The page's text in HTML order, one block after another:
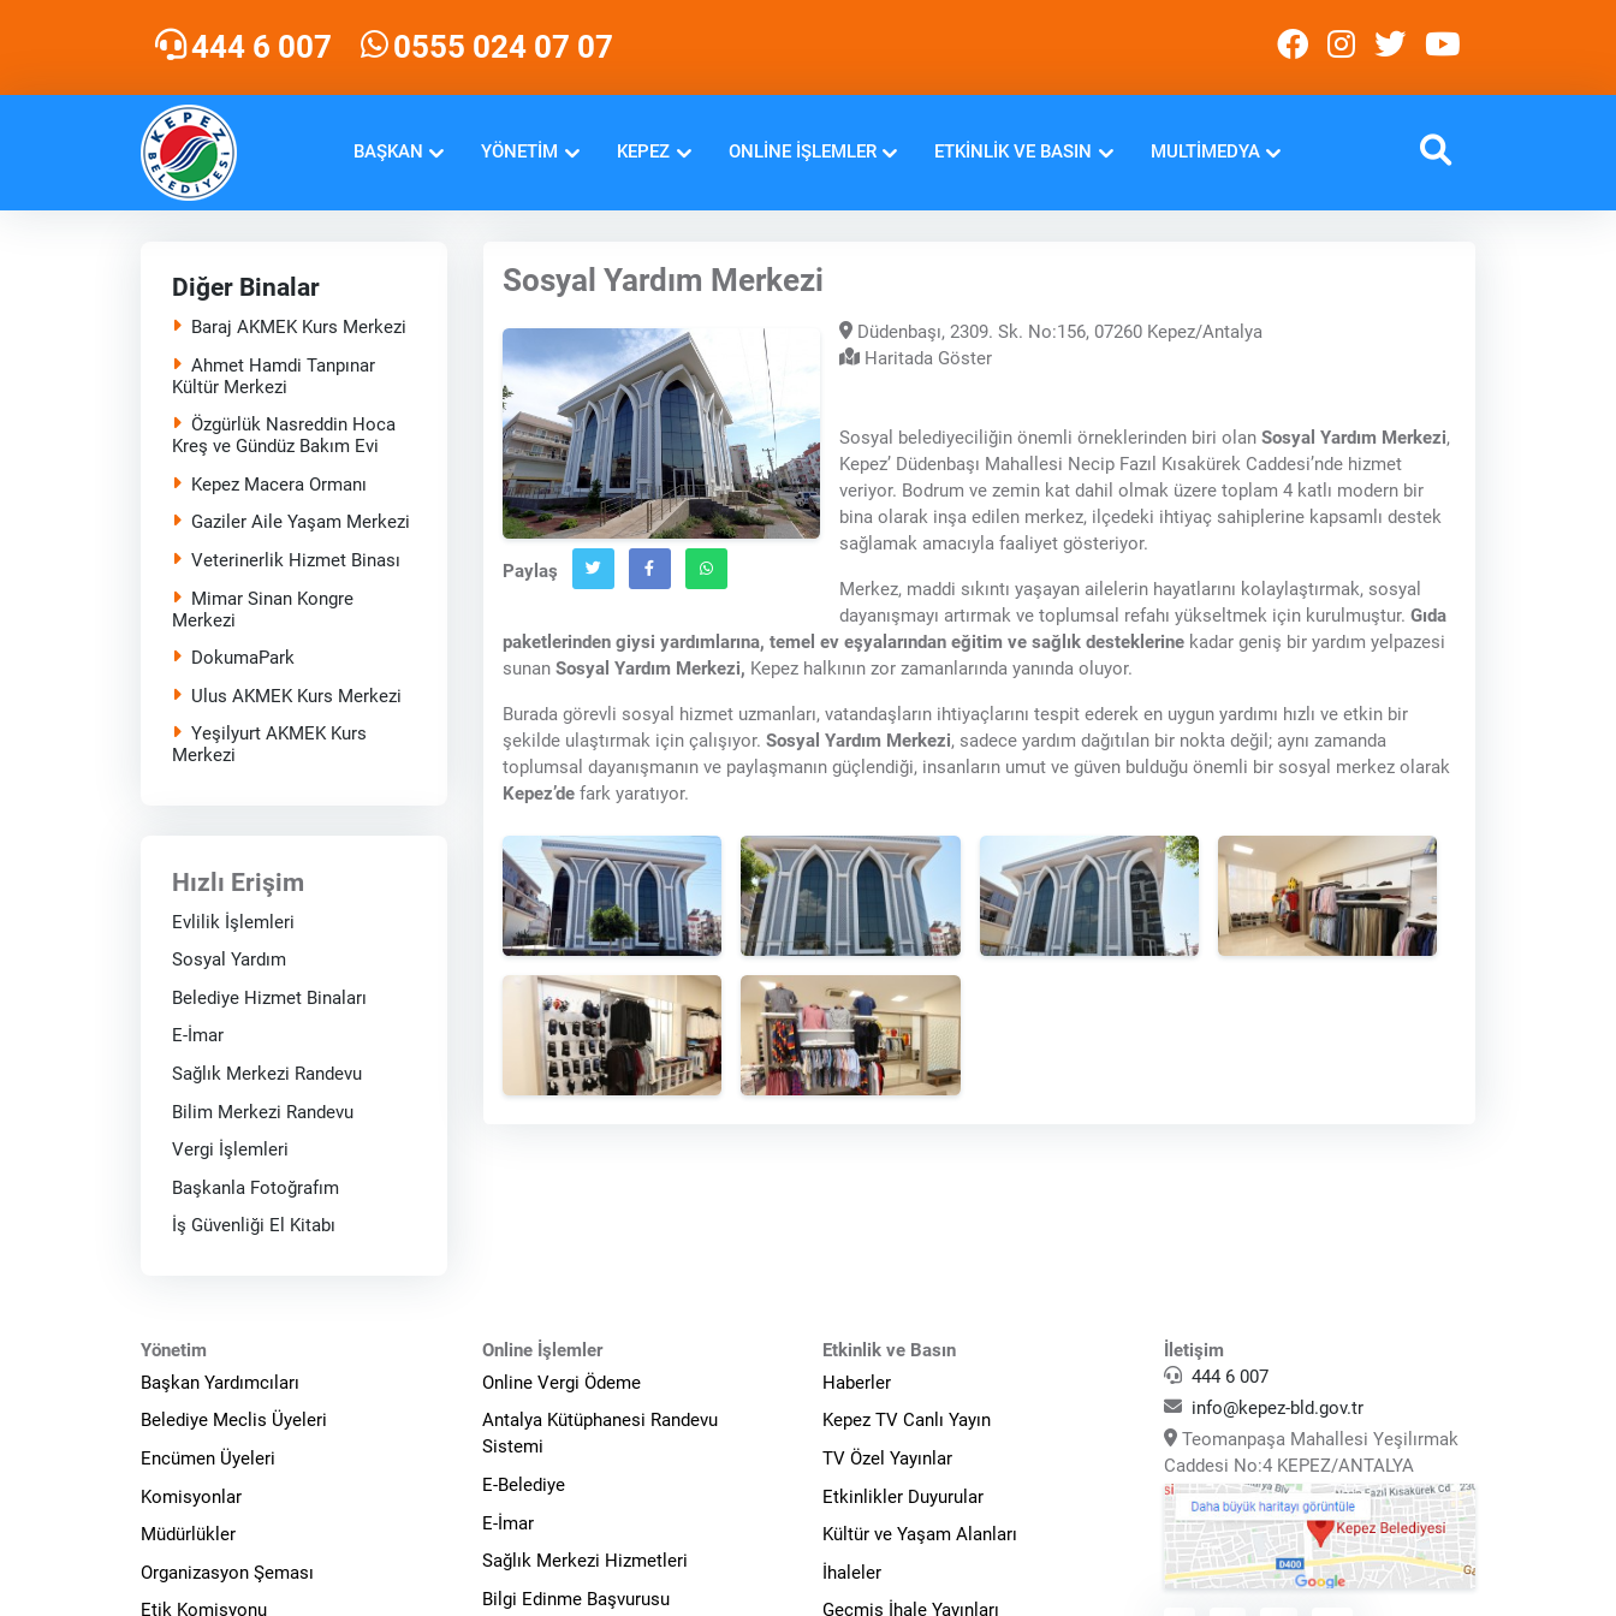
444 6 007 0555 024 07 07
BAŞKAN YÖNETIM KEPEZ ONLINE İŞLEMLER ETKINLIK VE BASIN MULTIMEDYA
Diğer Binalar
Baraj AKMEK Kurs Merkezi
Ahmet Hamdi Tanpınar
Kültür Merkezi
Özgürlük Nasreddin Hoca
Kreş ve Gündüz Bakım Evi
Kepez Macera Ormanı
Gaziler Aile Yaşam Merkezi
Veterinerlik Hizmet Binası
Mimar Sinan Kongre
Merkezi
DokumaPark
Ulus AKMEK Kurs Merkezi
Yeşilyurt AKMEK Kurs
Merkezi
Hızlı Erişim
Evlilik İşlemleri
Sosyal Yardım
Belediye Hizmet Binaları
E-İmar
Sağlık Merkezi Randevu
Bilim Merkezi Randevu
Vergi İşlemleri
Başkanla Fotoğrafım
İş Güvenliği El Kitabı
Sosyal Yardım Merkezi
Paylaş
Düdenbaşı, 2309. Sk. No:156, 07260 Kepez/Antalya
Haritada Göster
Sosyal belediyeciliğin önemli örneklerinden biri olanSosyal Yardım Merkezi,
Kepez’ Düdenbaşı Mahallesi Necip Fazıl Kısakürek Caddesi’nde hizmet
veriyor. Bodrum ve zemin kat dahil olmak üzere toplam 4 katlı modern bir
bina olarak inşa edilen merkez, ilçedeki ihtiyaç sahiplerine kapsamlı destek
sağlamak amacıyla faaliyet gösteriyor.
Merkez, maddi sıkıntı yaşayan ailelerin hayatlarını kolaylaştırmak, sosyal
dayanışmayı artırmak ve toplumsal refahı yükseltmek için kurulmuştur.Gıda
paketlerinden giysi yardımlarına, temel ev eşyalarından eğitim ve sağlık desteklerine kadar geniş bir yardım yelpazesi
sunan Sosyal Yardım Merkezi, Kepez halkının zor zamanlarında yanında oluyor.
Burada görevli sosyal hizmet uzmanları, vatandaşların ihtiyaçlarını tespit ederek en uygun yardımı hızlı ve etkin bir
şekilde ulaştırmak için çalışıyor. Sosyal Yardım Merkezi, sadece yardım dağıtılan bir nokta değil; aynı zamanda
toplumsal dayanışmanın ve paylaşmanın güçlendiği, insanların umut ve güven bulduğu önemli bir sosyal merkez olarak
Kepez’de fark yaratıyor.
Yönetim
Başkan Yardımcıları
Belediye Meclis Üyeleri
Encümen Üyeleri
Komisyonlar
Müdürlükler
Organizasyon Şeması
Etik Komisyonu
Online İşlemler
Online Vergi Ödeme
Antalya Kütüphanesi Randevu
Sistemi
E-Belediye
E-İmar
Sağlık Merkezi Hizmetleri
Bilgi Edinme Başvurusu
Etkinlik ve Basın
Haberler
Kepez TV Canlı Yayın
TV Özel Yayınlar
Etkinlikler Duyurular
Kültür ve Yaşam Alanları
İhaleler
Geçmiş İhale Yayınları
İletişim
444 6 007
info@kepez-bld.gov.tr
Teomanpaşa Mahallesi Yeşilırmak
Caddesi No:4 KEPEZ/ANTALYA